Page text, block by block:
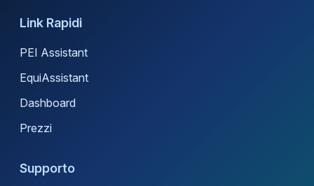
Link Rapidi
PEI Assistant
EquiAssistant
Dashboard
Prezzi
Supporto